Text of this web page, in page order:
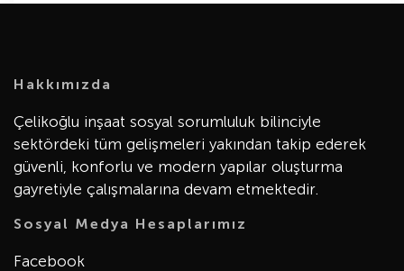
Hakkımızda
Çelikoğlu inşaat sosyal sorumluluk bilinciyle
sektördeki tüm gelişmeleri yakından takip ederek
güvenli, konforlu ve modern yapılar oluşturma
gayretiyle çalışmalarına devam etmektedir.
Sosyal Medya Hesaplarımız
Facebook